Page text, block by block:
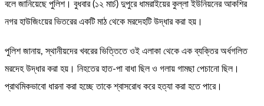
বলে জানিয়েছে পুলিশ। বুধবার (১২ মার্চ) দুপুরে ধামরাইয়ের কুল্লা ইউনিয়নের আকশির
নগর হাউজিংয়ের ভিতরের একটি মাঠ থেকে মরদেহটি উদ্ধার করা হয়।
পুলিশ জানায়, স্থানীয়দের খবরের ভিত্তিতে ওই এলাকা থেকে এক ব্যক্তির অর্ধগলিত
মরদেহ উদ্ধার করা হয়। নিহতের হাত-পা বাধা ছিল ও গলায় গামছা পেচানো ছিল।
প্রাথমিকভাবো ধারনা করা হচ্ছে তাকে শ্বাসরোধ করে হত্যা করা হতে পারে।